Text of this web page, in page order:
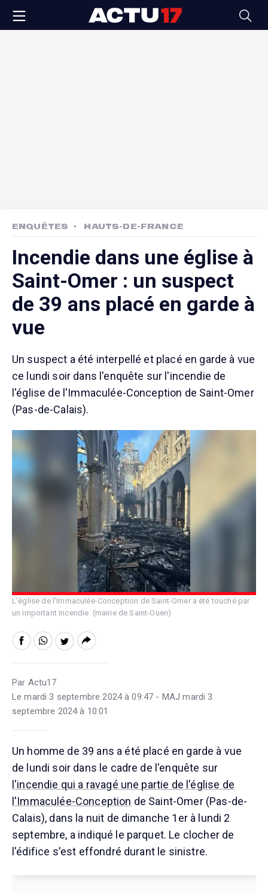
ENQUÊTES HAUTS-DE-FRANCE
Incendie dans une église à
Saint-Omer : un suspect
de 39 ans placé en garde à
vue
Un suspect a été interpellé et placé en garde à vue
ce lundi soir dans l'enquête sur l'incendie de
l'église de l'Immaculée-Conception de Saint-Omer
(Pas-de-Calais).
L'église de l'Immaculée-Conception de Saint-Omer a été touché par
un important incendie. (mairie de Saint-Ouen)
Par Actu17
Le mardi 3 septembre 2024 à 09:47 - MAJ mardi 3
septembre 2024 à 10:01
Un homme de 39 ans a été placé en garde à vue
de lundi soir dans le cadre de l'enquête sur
l'incendie qui a ravagé une partie de l'église de
l'Immaculée-Conception de Saint-Omer (Pas-de-
Calais), dans la nuit de dimanche 1er à lundi 2
septembre, a indiqué le parquet. Le clocher de
l'édifice s'est effondré durant le sinistre.